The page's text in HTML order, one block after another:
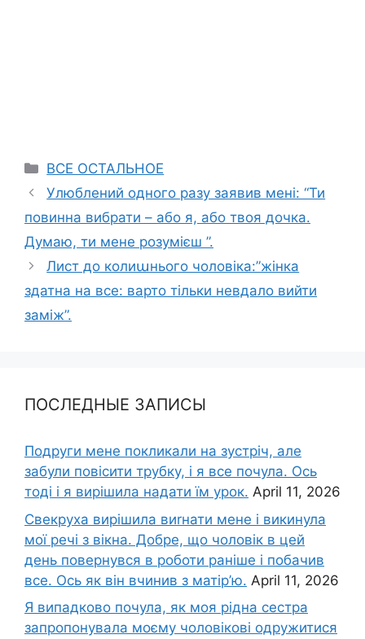
Categories
ВСЕ ОСТАЛЬНОЕ
Улюблений одного разу заявив мені: “Ти
повинна вибрати – або я, або твоя дочка.
Думаю, ти мене розумієш ”.
Лист до колиաнього чоловіка:”жінка
здатна на все: варто тільки невдало вийти
заміж”.
ПОСЛЕДНЫЕ ЗАПИСЫ
Подруги мене покликали на зустріч, але
забули повісити трубку, і я все почула. Ось
тоді і я вирішила надати їм урок. April 11, 2026
Свекруха вирішила виrнати мене і викинула
мої речі з вікна. Добре, що чоловік в цей
день повернувся в роботи раніше і побачив
все. Ось як він вчинив з матір’ю. April 11, 2026
Я випадково почула, як моя рідна сестра
запропонувала моєму чоловікові одружитися